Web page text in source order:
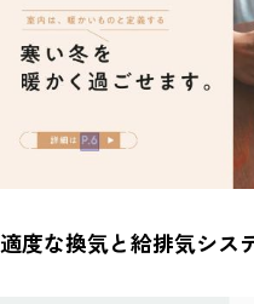
適度な換気と給排気シス